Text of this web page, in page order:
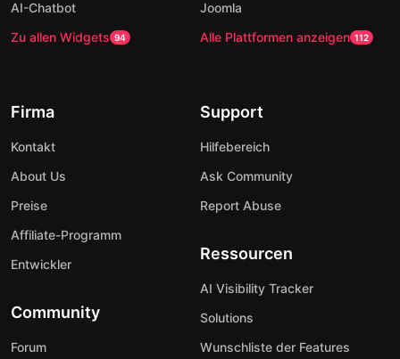
AI-Chatbot
Zu allen Widgets 94
Joomla
Alle Plattformen anzeigen 112
Firma
Kontakt
About Us
Preise
Affiliate-Programm
Entwickler
Community
Forum
Support
Hilfebereich
Ask Community
Report Abuse
Ressourcen
AI Visibility Tracker
Solutions
Wunschliste der Features